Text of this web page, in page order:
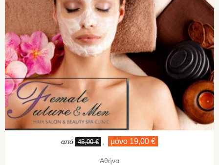
από 45,00 € μόνο 19,00 €
Αθήνα